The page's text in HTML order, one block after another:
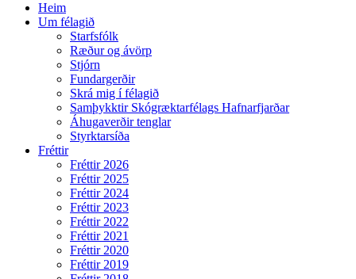
window
Heim
Um félagið
Starfsfólk
Ræður og ávörp
Stjórn
Fundargerðir
Skrá mig í félagið
Samþykktir Skógræktarfélags Hafnarfjarðar
Áhugaverðir tenglar
Styrktarsíða
Fréttir
Fréttir 2026
Fréttir 2025
Fréttir 2024
Fréttir 2023
Fréttir 2022
Fréttir 2021
Fréttir 2020
Fréttir 2019